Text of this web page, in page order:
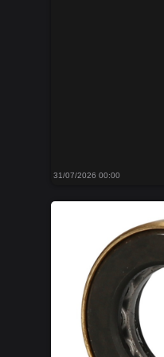
31/07/2026 00:00